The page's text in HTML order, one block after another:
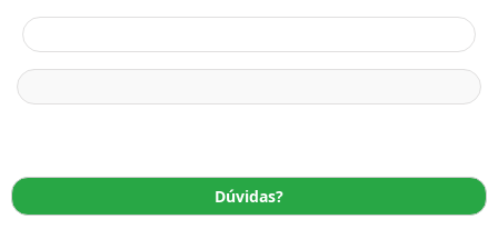
Dúvidas?